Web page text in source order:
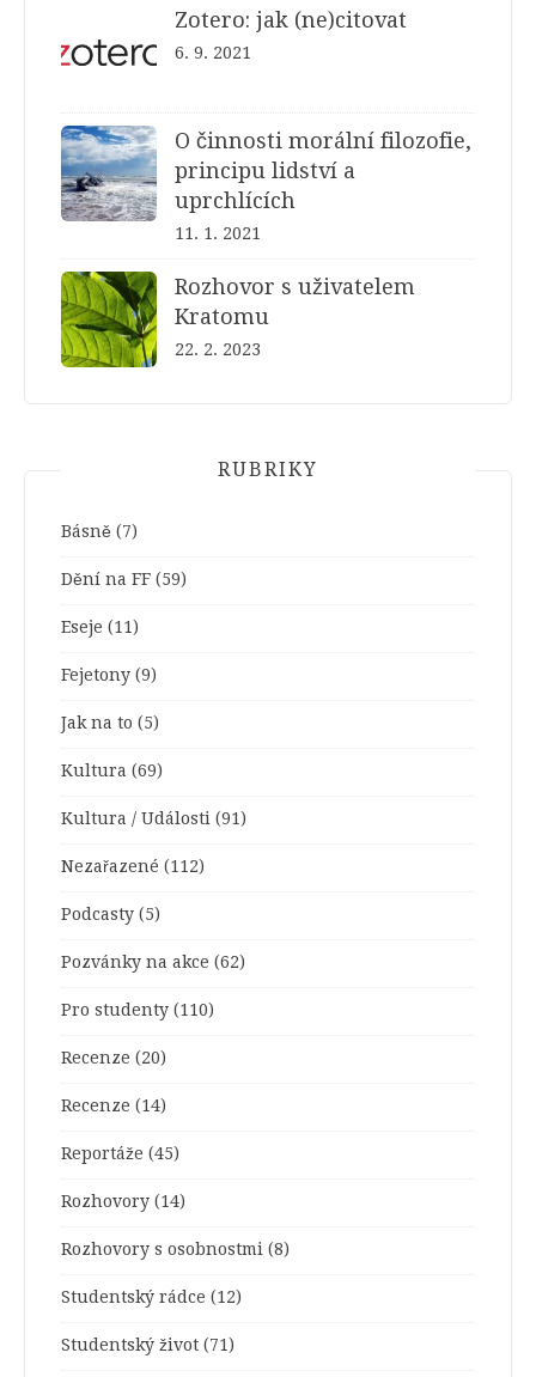
Zotero: jak (ne)citovat
6. 9. 2021
O činnosti morální filozofie,
principu lidství a
uprchlících
11. 1. 2021
Rozhovor s uživatelem
Kratomu
22. 2. 2023
RUBRIKY
Básně (7)
Dění na FF (59)
Eseje (11)
Fejetony (9)
Jak na to (5)
Kultura (69)
Kultura / Události (91)
Nezařazené (112)
Podcasty (5)
Pozvánky na akce (62)
Pro studenty (110)
Recenze (20)
Recenze (14)
Reportáže (45)
Rozhovory (14)
Rozhovory s osobnostmi (8)
Studentský rádce (12)
Studentský život (71)